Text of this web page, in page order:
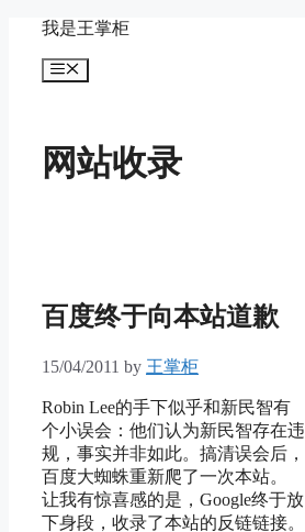
content
我是王掌柜
Menu
网站收录
百度终于向本站道歉
15/04/2011 by 王掌柜
Robin Lee的手下似乎和新民智有
个小误会：他们认为新民智存在违
规，事实并非如此。搞清误会后，
百度大蜘蛛重新爬了一次本站。
让我有惊喜感的是，Google终于放
下身段，收录了本站的反链链接。